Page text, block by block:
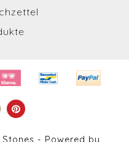
- Powered by